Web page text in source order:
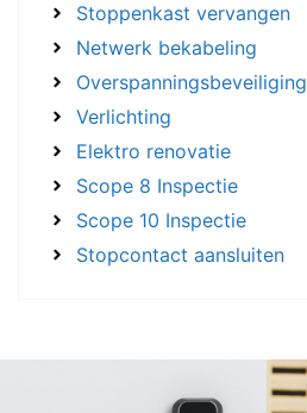
Stoppenkast vervangen
Netwerk bekabeling
Overspanningsbeveiliging
Verlichting
Elektro renovatie
Scope 8 Inspectie
Scope 10 Inspectie
Stopcontact aansluiten